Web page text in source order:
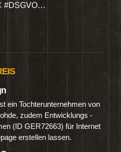
#DSGVO…
ein Tochterunternehmen von
zudem Entwicklungs -
(ID GER72663) für Internet
erstellen lassen.